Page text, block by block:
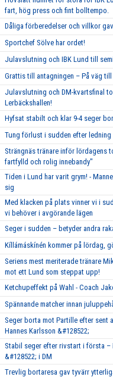
fart, hög press och fint bolltempo.
Dåliga förberedelser och villkor
Sportchef Sölve har ordet!
Julavslutning och IBK Lund till
Grattis till antagningen – På väg till
Julavslutning och DM-kvartsfinal
Lerbäckshallen!
Hyfsat stabilt och klar 9-4 seger
Tung förlust i sudden efter ledning
Strängnäs tränare inför lördagens
fartfylld och rolig innebandy"
Tiden i Lund har varit grym! -
sig
Med klacken på plats vinner vi i
vi behöver i avgörande lägen
Seger i sudden – betyder andra
Kíllámáskínén kommer på lördag,
Seriens mest meriterade tränare
mot ett Lund som steppat upp!
Ketchupeffekt på Wahl - Coach
Spännande matcher innan
Seger borta mot Partille efter sent
Hannes Karlsson &#128522;
Stabil seger efter rivstart i första –
&#128522; i DM
Trevlig bortaresa gav tyvärr